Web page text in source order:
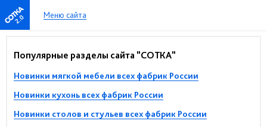
2.0 Меню сайта
Популярные разделы сайта "СОТКА"
Новинки мягкой мебели всех фабрик России
Новинки кухонь всех фабрик России
Новинки столов и стульев всех фабрик России